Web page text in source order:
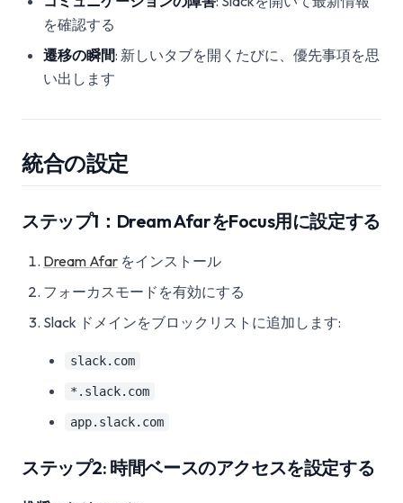
を確認する
遷移の瞬間: 新しいタブを開くたびに、優先事項を思
い出します
統合の設定
ステップ1：Dream AfarをFocus用に設定する
Dream Afar をインストール
フォーカスモードを有効にする
Slack ドメインをブロックリストに追加します:
slack.com
*.slack.com
app.slack.com
ステップ2: 時間ベースのアクセスを設定する